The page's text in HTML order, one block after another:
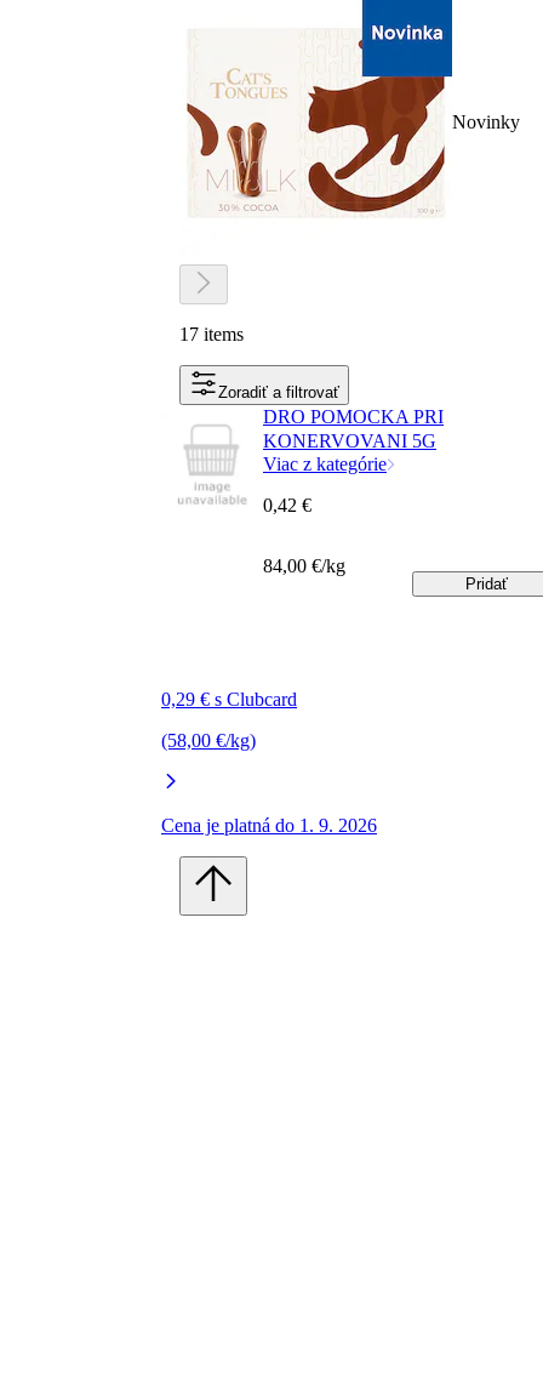
Novinky
17 items
Zoradiť a filtrovať
DRO POMOCKA PRI
KONERVOVANI 5G
Viac z kategórie
0,29 € s Clubcard
(58,00 €/kg)
Cena je platná do 1. 9. 2026
0,42 €
84,00 €/kg
Pridať